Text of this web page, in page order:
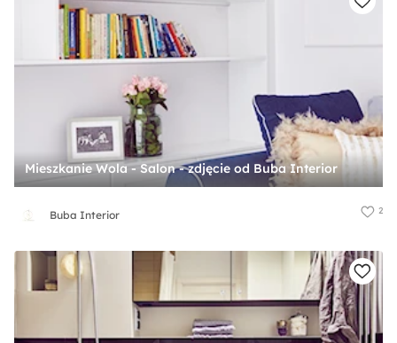
Mieszkanie Wola - Salon - zdjęcie od Buba Interior
Buba Interior 2